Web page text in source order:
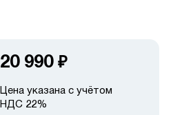
20 990 ₽
Цена указана с учётом
НДС 22%